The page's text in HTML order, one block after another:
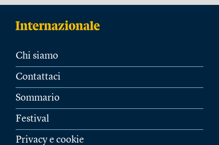
Chi siamo
Contattaci
Sommario
Festival
Privacy e cookie